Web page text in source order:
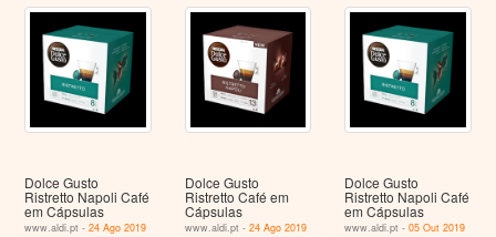
Dolce Gusto
Ristretto Napoli Café
em Cápsulas
www.aldi.pt -24 Ago 2019
Dolce Gusto
Ristretto Café em
Cápsulas
www.aldi.pt - 24 Ago 2019
Dolce Gusto
Ristretto Napoli Café
em Cápsulas
www.aldi.pt -05 Out 2019